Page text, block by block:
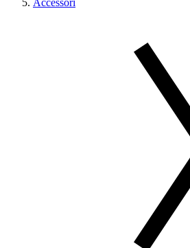
Accessori